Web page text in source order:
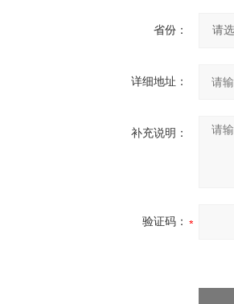
省份：
详细地址：
补充说明：
验证码：